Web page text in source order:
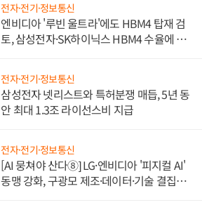
전자·전기·정보통신
엔비디아 '루빈 울트라'에도 HBM4 탑재 검
토, 삼성전자·SK하이닉스 HBM4 수율에 주
전자·전기·정보통신
삼성전자 넷리스트와 특허분쟁 매듭, 5년 동
안 최대 1.3조 라이선스비 지급
전자·전기·정보통신
[AI 뭉쳐야 산다⑧] LG·엔비디아 '피지컬 AI'
동맹 강화, 구광모 제조·데이터·기술 결집